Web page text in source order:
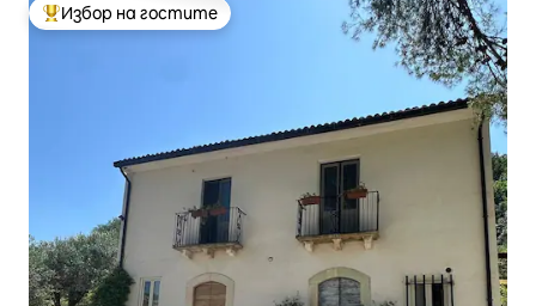
Най-популярен избор на гостите
Избор на гостите